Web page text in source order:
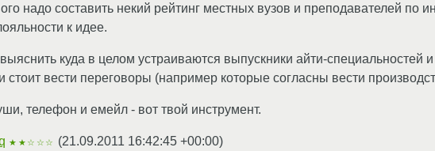
надо составить некий рейтинг местных вузов и преподавателей по
к идее.
куда в целом устраиваются выпускники айти-специальностей
стоит вести переговоры (например которые согласны вести
телефон и емейл - вот твой инструмент.
★★☆☆☆ (21.09.2011 16:42:45 +00:00)